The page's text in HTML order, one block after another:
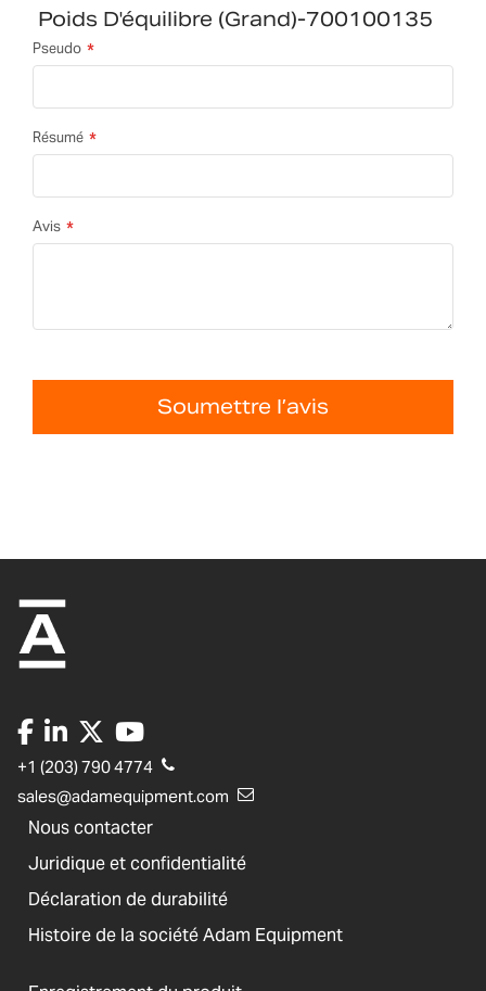
Poids D'équilibre (grand)-700100135
Pseudo
Résumé
Avis
Soumettre l’avis
+1 (203) 790 4774
sales@adamequipment.com
Nous contacter
Juridique et confidentialité
Déclaration de durabilité
Histoire de la société Adam Equipment